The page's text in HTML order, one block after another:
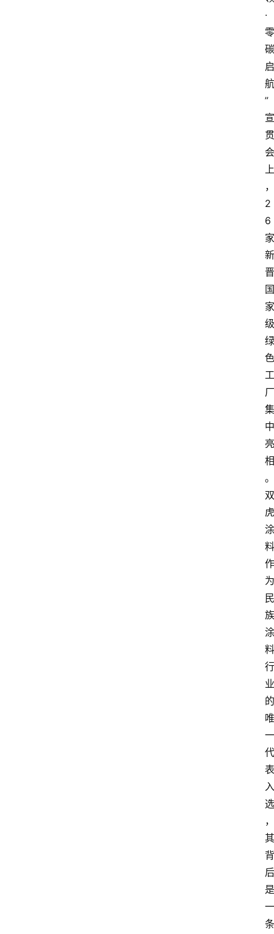
·
零
碳
启
航
”
宣
贯
会
上
，
2
6
家
新
晋
国
家
级
绿
色
工
厂
集
中
亮
相
。
双
虎
涂
料
作
为
民
族
涂
料
行
业
的
唯
一
代
表
入
选
，
其
背
后
是
一
条